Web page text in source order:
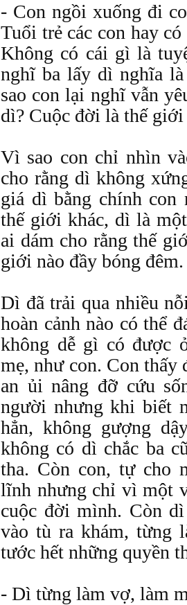
- Con ngồi xuống đi
Tuổi trẻ các con hay
Không có cái gì là
nghĩ ba lấy dì nghĩa
sao con lại nghĩ vẫn
dì? Cuộc đời là thế
Vì sao con chỉ nhìn
cho rằng dì không
giá dì bằng chính
thế giới khác, dì là
ai dám cho rằng thế
giới nào đầy bóng đêm.
Dì đã trải qua nhiều
hoàn cảnh nào có thể
không dễ gì có được
mẹ, như con. Con thấy
an ủi nâng đỡ cứu
người nhưng khi biết
hẳn, không gượng
không có dì chắc ba
tha. Còn con, tự cho
lĩnh nhưng chỉ vì một
cuộc đời mình. Còn
vào tù ra khám, từng
tước hết những quyền
- Dì từng làm vợ, làm